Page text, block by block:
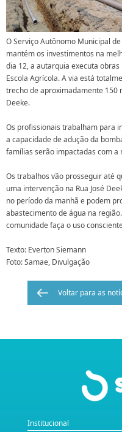
O Serviço Autônomo Municipal
mantém os investimentos na
dia 12, a autarquia executa
Escola Agrícola. A via está
trecho de aproximadamente 150
Deeke.
Os profissionais trabalham para
a capacidade de adução da
famílias serão impactadas com a
Os trabalhos vão prosseguir até
uma intervenção na Rua José
no período da manhã e podem
abastecimento de água na
comunidade faça o uso
Texto: Everton Siemann
Foto: Samae, Divulgação
Voltar para as
Institucional